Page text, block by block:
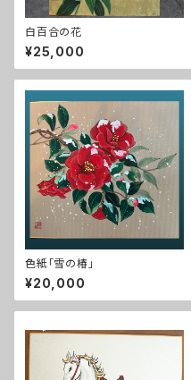
白百合の花
¥25,000
色紙「雪の椿」
¥20,000